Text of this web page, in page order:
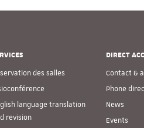
des salles
language translation
revision
DIRECT
Contact &
Phone
News
Events